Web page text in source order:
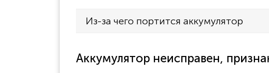
Из-за чего портится аккумулятор
Аккумулятор неисправен,